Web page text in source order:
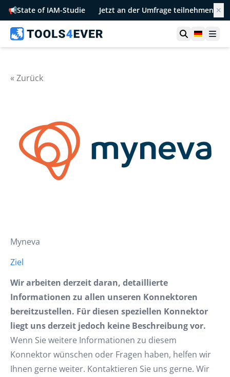
📢State of IAM-Studie Jetzt an der Umfrage teilnehmen ✕
Suche
« Zurück
Myneva
Ziel
Wir arbeiten derzeit daran, detaillierte
Informationen zu allen unseren Konnektoren
bereitzustellen. Für diesen speziellen Konnektor
liegt uns derzeit jedoch keine Beschreibung vor.
Wenn Sie weitere Informationen zu diesem
Konnektor wünschen oder Fragen haben, helfen wir
Ihnen gerne weiter. Kontaktieren Sie uns gerne. Wir